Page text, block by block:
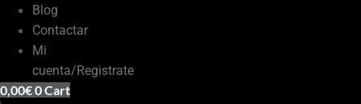
Blog
Contactar
Mi
cuenta/Registrate
0,00€0Cart